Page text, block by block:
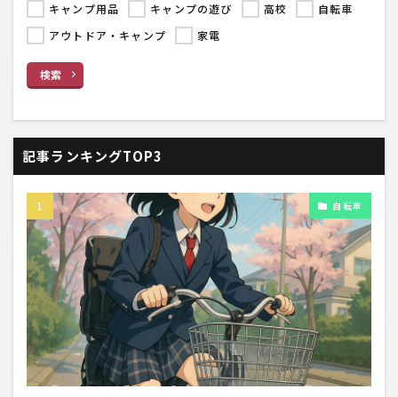
キャンプ用品
キャンプの遊び 高校
自転車
アウトドア・キャンプ
家電
検索
記事ランキングTOP3
自転車